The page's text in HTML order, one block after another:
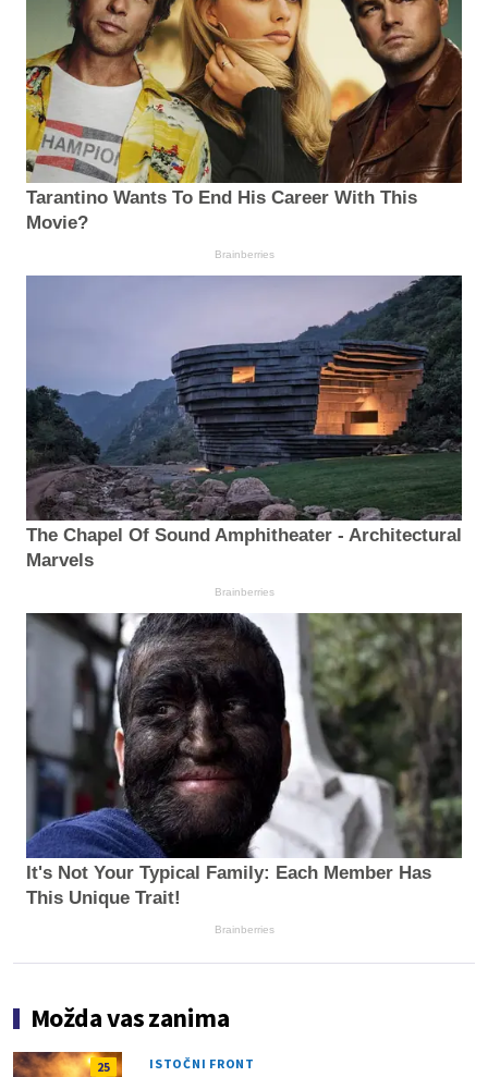
Tarantino Wants To End His Career With This
Movie?
Brainberries
The Chapel Of Sound Amphitheater - Architectural
Marvels
Brainberries
It's Not Your Typical Family: Each Member Has
This Unique Trait!
Brainberries
Možda vas zanima
25 ISTOČNI FRONT